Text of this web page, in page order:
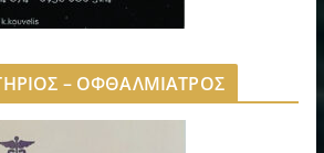
– ΟΦΘΑΛΜΙΑΤΡΟΣ